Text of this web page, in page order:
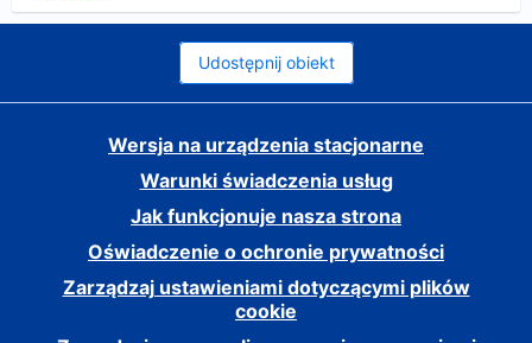
Udostępnij obiekt
Wersja na urządzenia stacjonarne
Warunki świadczenia usług
Jak funkcjonuje nasza strona
Oświadczenie o ochronie prywatności
Zarządzaj ustawieniami dotyczącymi plików
cookie